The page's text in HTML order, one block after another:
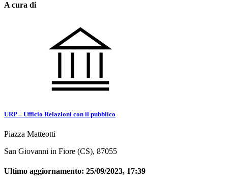
A cura di
URP – Ufficio Relazioni con il pubblico
Piazza Matteotti
San Giovanni in Fiore (CS), 87055
Ultimo aggiornamento: 25/09/2023, 17:39